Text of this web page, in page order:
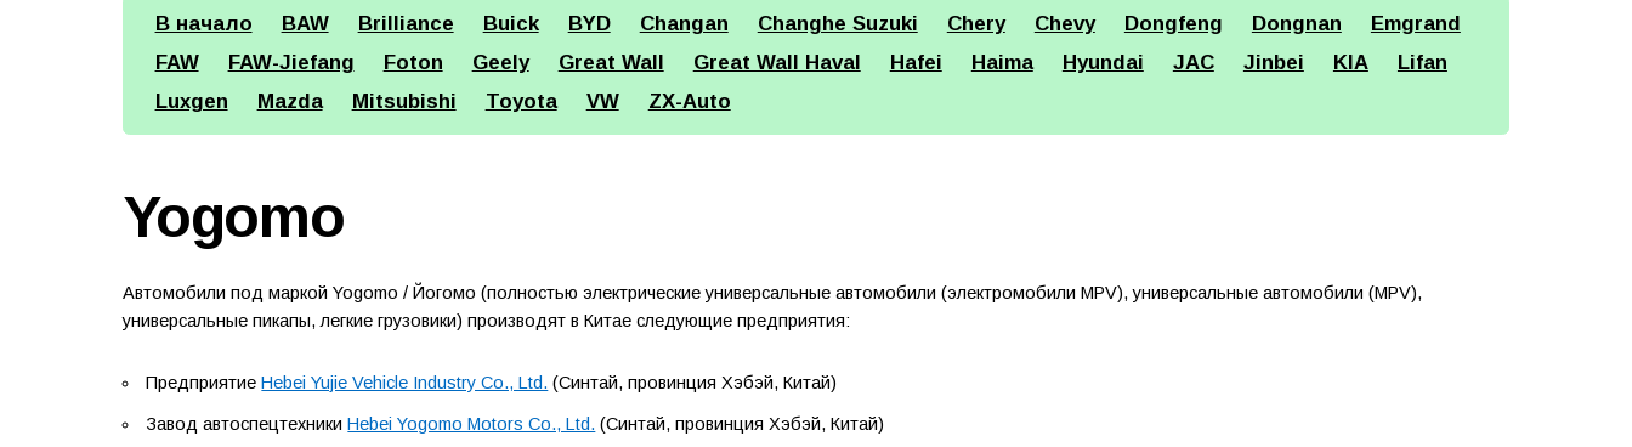
В начало BAW Brilliance Buick BYD Changan Changhe Suzuki Chery Chevy Dongfeng Dongnan
Emgrand
FAW
FAW-Jiefang Foton Geely Great Wall Great Wall Haval Hafei Haima Hyundai JAC Jinbei KIA
Lifan
Luxgen
Mazda Mitsubishi Toyota VW ZX-Auto
Yogomo
Автомобили под маркой Yogomo / Йогомо (полностью электрические универсальные автомобили (электромобили MPV), универсальные автомобили (MPV),
универсальные пикапы, легкие грузовики) производят в Китае следующие предприятия:
ПредприятиеHebei Yujie Vehicle Industry Co., Ltd. (Синтай, провинция Хэбэй, Китай)
Завод автоспецтехникиHebei Yogomo Motors Co., Ltd. (Синтай, провинция Хэбэй, Китай)